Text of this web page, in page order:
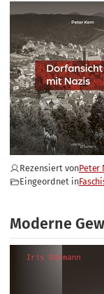
Rezensiert vonPeter
Eingeordnet in
Moderne